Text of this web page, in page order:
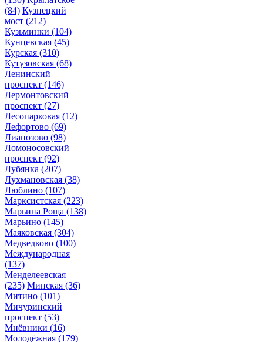
(84) Кузнецкий
мост (212)
Кузьминки (104)
Кунцевская (45)
Курская (310)
Кутузовская (68)
Ленинский
проспект (146)
Лермонтовский
проспект (27)
Лесопарковая (12)
Лефортово (69)
Лианозово (98)
Ломоносовский
проспект (92)
Лубянка (207)
Лухмановская (38)
Люблино (107)
Марксистская (223)
Марьина Роща (138)
Марьино (145)
Маяковская (304)
Медведково (100)
Международная
(137)
Менделеевская
(235) Минская (36)
Митино (101)
Мичуринский
проспект (53)
Мнёвники (16)
Молодёжная (179)